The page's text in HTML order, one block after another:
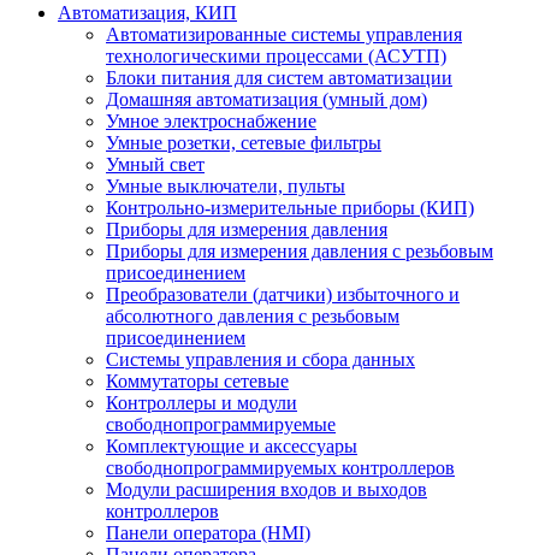
Автоматизация, КИП
Автоматизированные системы управления
технологическими процессами (АСУТП)
Блоки питания для систем автоматизации
Домашняя автоматизация (умный дом)
Умное электроснабжение
Умные розетки, сетевые фильтры
Умный свет
Умные выключатели, пульты
Контрольно-измерительные приборы (КИП)
Приборы для измерения давления
Приборы для измерения давления с резьбовым
присоединением
Преобразователи (датчики) избыточного и
абсолютного давления с резьбовым
присоединением
Системы управления и сбора данных
Коммутаторы сетевые
Контроллеры и модули
свободнопрограммируемые
Комплектующие и аксессуары
свободнопрограммируемых контроллеров
Модули расширения входов и выходов
контроллеров
Панели оператора (HMI)